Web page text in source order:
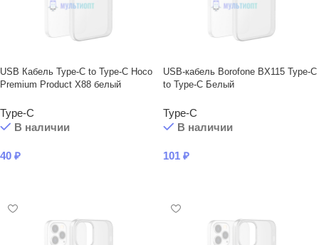
USB Кабель Type-C to Type-C Hoco
Premium Product X88 белый
Type-C
В наличии
40 ₽
USB-кабель Borofone BX115 Type-C
to Type-C Белый
Type-C
В наличии
101 ₽